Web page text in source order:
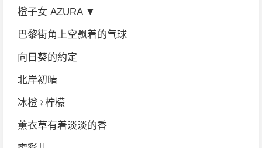
橙子女 AZURA ▼
巴黎街角上空飘着的气球
向日葵的約定
北岸初晴
冰橙♀柠檬
薰衣草有着淡淡的香